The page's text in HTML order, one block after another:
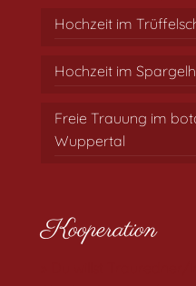
Hochzeit im
Hochzeit im
Freie Trauung im
Wuppertal
Kooperation